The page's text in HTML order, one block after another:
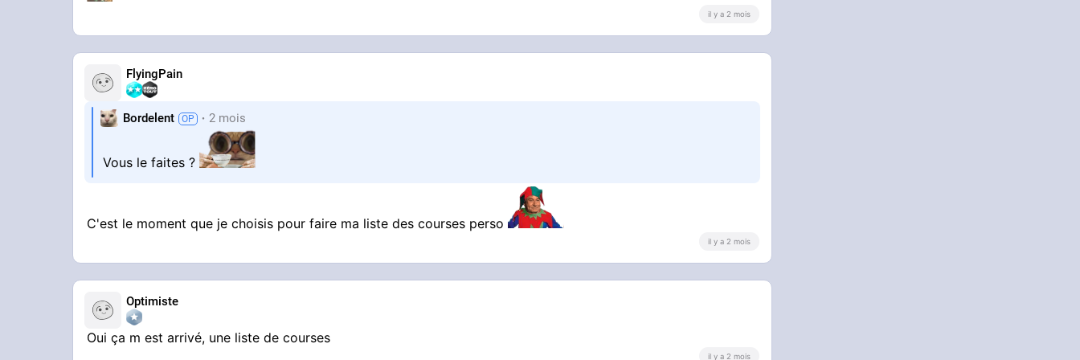
il y a 2 mois
FlyingPain
Bordelent 2 mois
Vous le faites ?
C'est le moment que je choisis pour faire ma liste des courses perso
il y a 2 mois
Optimiste
Oui ça m est arrivé, une liste de courses
il y a 2 mois